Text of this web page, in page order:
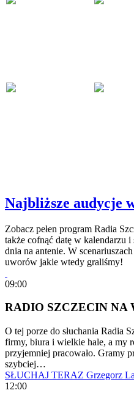
Najbliższe audycje
Zobacz pełen program Radia
także cofnąć datę w kalendarzu
dnia na antenie. W
uworów jakie wtedy graliśmy!
09:00
RADIO SZCZECIN NA
O tej porze do słuchania Radia
firmy, biura i wielkie hale, a my
przyjemniej pracowało. Gramy
szybciej…
SŁUCHAJ TERAZ Grzegorz
12:00